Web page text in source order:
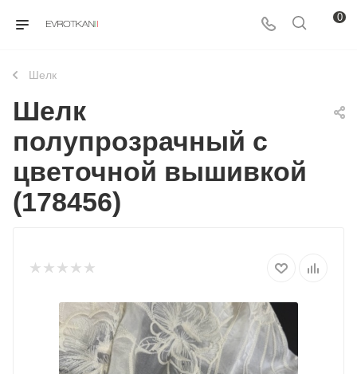
0
Шелк
Шелк
полупрозрачный с
цветочной вышивкой
(178456)